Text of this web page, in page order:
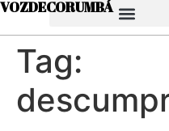
VOZDECORUMBÁ
Tag: